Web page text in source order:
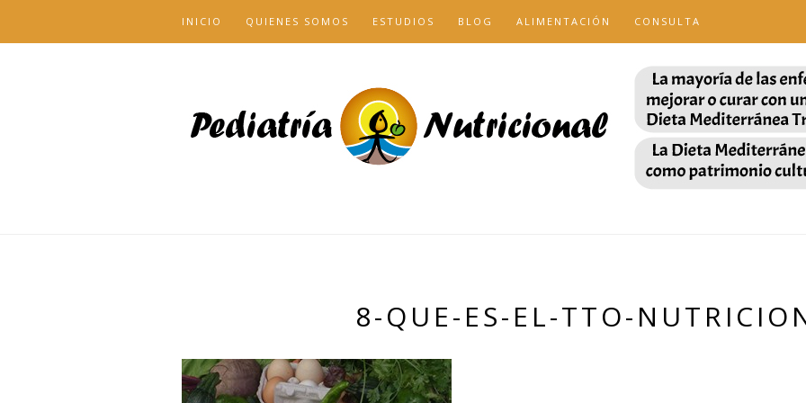
INICIO QUIENES SOMOS ESTUDIOS BLOG ALIMENTACIÓN CONSULTA
8-QUE-ES-EL-TTO-